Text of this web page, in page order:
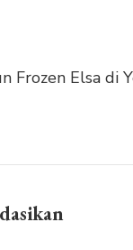
Frozen Elsa di